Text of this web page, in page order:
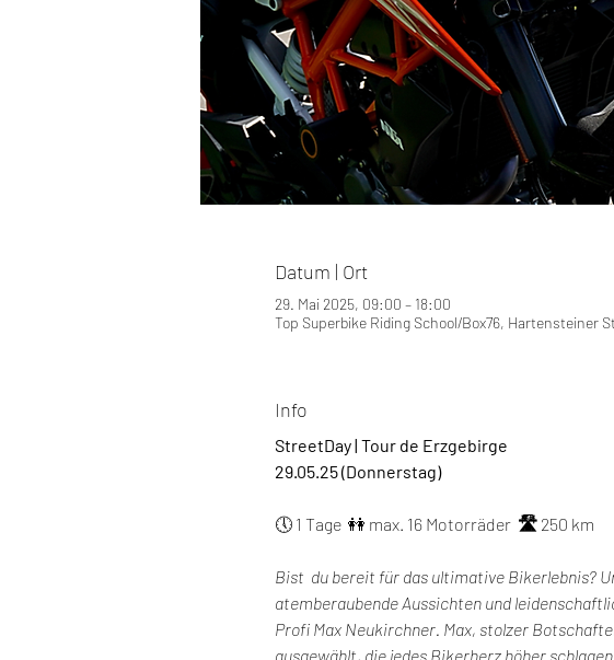
Datum | Ort
29. Mai 2025, 09:00 – 18:00
Top Superbike Riding School/Box76, Hartensteiner
Info
StreetDay | Tour de Erzgebirge
29.05.25 (Donnerstag)
🕔 1 Tage  👭 max. 16 Motorräder 🛣️ 250 km
Bist  du bereit für das ultimative Bikerlebnis?
atemberaubende Aussichten und
Profi Max Neukirchner. Max, stolzer
ausgewählt, die jedes Bikerherz höher schlagen